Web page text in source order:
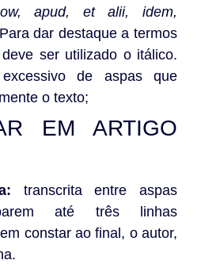
apud, et alii, idem,
Para dar destaque a termos
ser utilizado o itálico.
de aspas que
o texto;
EM ARTIGO
transcrita entre aspas
até três linhas
constar ao final, o autor,